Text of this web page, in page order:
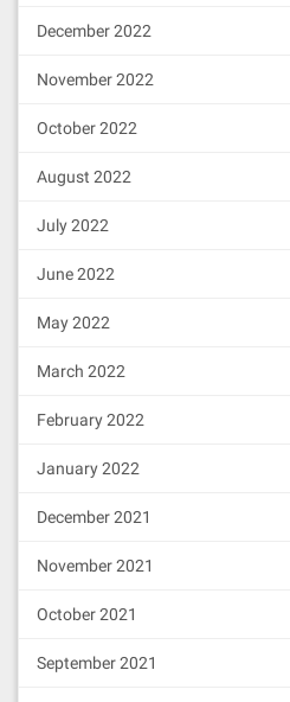
December 2022
November 2022
October 2022
August 2022
July 2022
June 2022
May 2022
March 2022
February 2022
January 2022
December 2021
November 2021
October 2021
September 2021